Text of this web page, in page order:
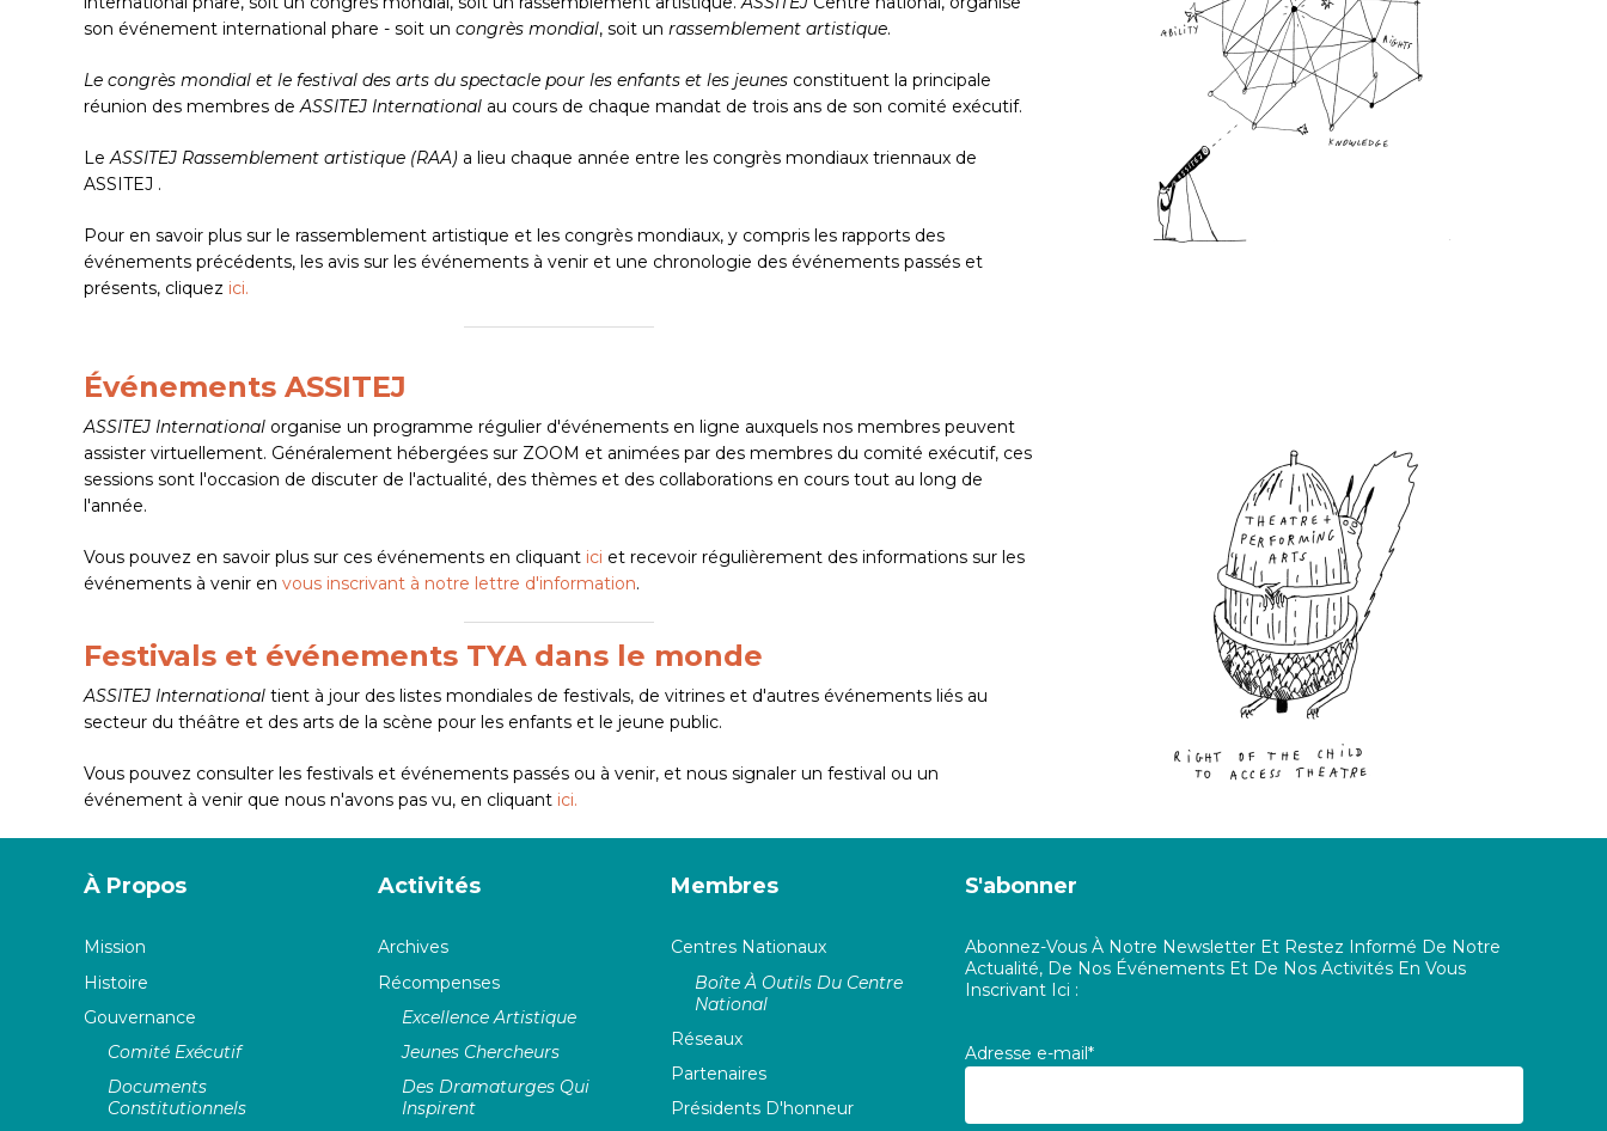
Appuyez sur Entrée pour lancer la recherche ou sur Échap pour fermer
son événement international phare - soit uncongrès mondial, soit unrassemblement artistique.
Le congrès mondial et le festival des arts du spectacle pour les enfants et les jeunes constituent la principale
réunion des membres deASSITEJ International au cours de chaque mandat de trois ans de son comité exécutif.
LeASSITEJ Rassemblement artistique (RAA) a lieu chaque année entre les congrès mondiaux triennaux de
ASSITEJ .
Pour en savoir plus sur le rassemblement artistique et les congrès mondiaux, y compris les rapports des
événements précédents, les avis sur les événements à venir et une chronologie des événements passés et
présents, cliquez ici.
Événements ASSITEJ
ASSITEJ International organise un programme régulier d'événements en ligne auxquels nos membres peuvent
assister virtuellement. Généralement hébergées sur ZOOM et animées par des membres du comité exécutif, ces
sessions sont l'occasion de discuter de l'actualité, des thèmes et des collaborations en cours tout au long de
l'année.
Vous pouvez en savoir plus sur ces événements en cliquant ici et recevoir régulièrement des informations sur les
événements à venir envous inscrivant à notre lettre d'information.
Festivals et événements TYA dans le monde
ASSITEJ International tient à jour des listes mondiales de festivals, de vitrines et d'autres événements liés au
secteur du théâtre et des arts de la scène pour les enfants et le jeune public.
Vous pouvez consulter les festivals et événements passés ou à venir, et noussignaler un festival ou un
événement à venir que nous n'avons pas vu, en cliquant ici.
À Propos
Mission
Histoire
Gouvernance
Comité Exécutif
Documents
Constitutionnels
Activités
Archives
Récompenses
Excellence Artistique
Jeunes Chercheurs
Des Dramaturges Qui
Inspirent
Membres
Centres Nationaux
Boîte À Outils Du Centre
National
Réseaux
Partenaires
Présidents D'honneur
S'abonner
Abonnez-Vous À Notre Newsletter Et Restez Informé De Notre
Actualité, De Nos Événements Et De Nos Activités En Vous
Inscrivant Ici :
Adresse e-mail*